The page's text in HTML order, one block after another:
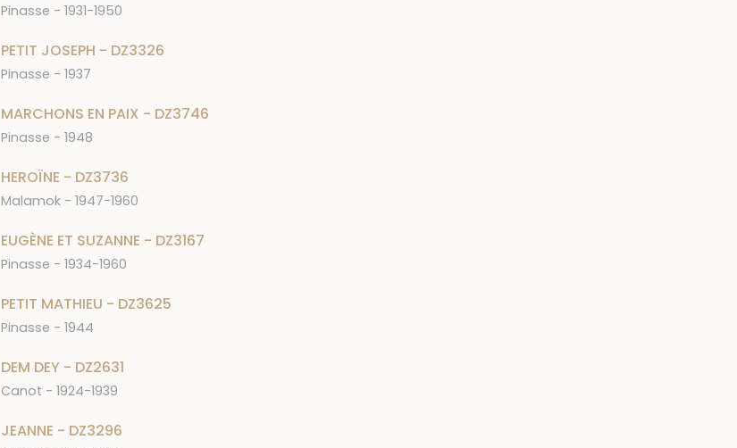
Pinasse - 1931-1950
PETIT JOSEPH - DZ3326
Pinasse - 1937
MARCHONS EN PAIX - DZ3746
Pinasse - 1948
HEROÏNE - DZ3736
Malamok - 1947-1960
EUGÈNE ET SUZANNE - DZ3167
Pinasse - 1934-1960
PETIT MATHIEU - DZ3625
Pinasse - 1944
DEM DEY - DZ2631
Canot - 1924-1939
JEANNE - DZ3296